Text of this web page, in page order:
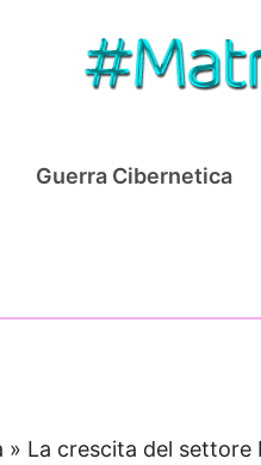
Guerra Cibernetica
» La crescita del settore